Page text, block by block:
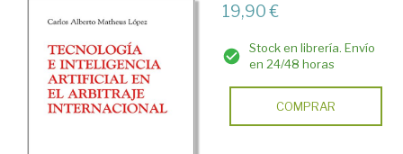
19,90 €
Stock en librería. Envío
en 24/48 horas
COMPRAR